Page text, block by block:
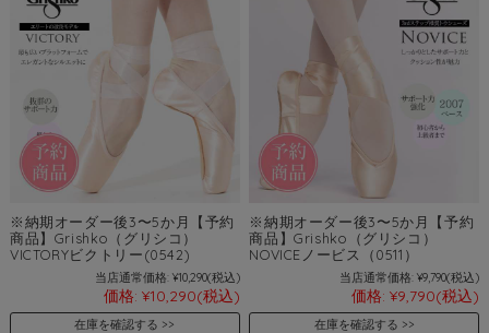
※納期オーダー後3〜5か月【予約
商品】Grishko（グリシコ）
VICTORYビクトリー(0542)
当店通常価格: ¥10,290(税込)
価格: ¥10,290(税込)
在庫を確認する
※納期オーダー後3〜5か月【予約
商品】Grishko（グリシコ）
NOVICEノービス（0511）
当店通常価格: ¥9,790(税込)
価格: ¥9,790(税込)
在庫を確認する